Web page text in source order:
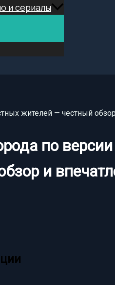
и сериалы
жителей — честный
по
и